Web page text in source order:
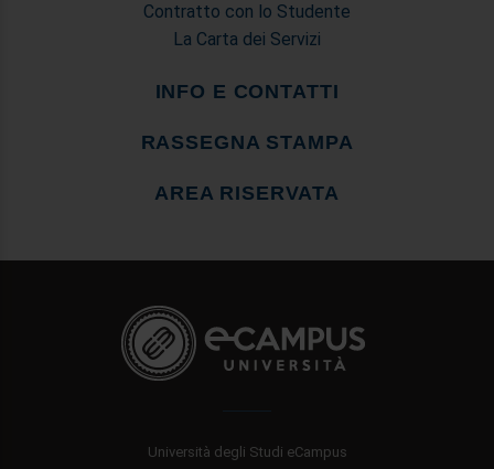
Contratto con lo Studente
La Carta dei Servizi
INFO E CONTATTI
RASSEGNA STAMPA
AREA RISERVATA
Università degli Studi eCampus